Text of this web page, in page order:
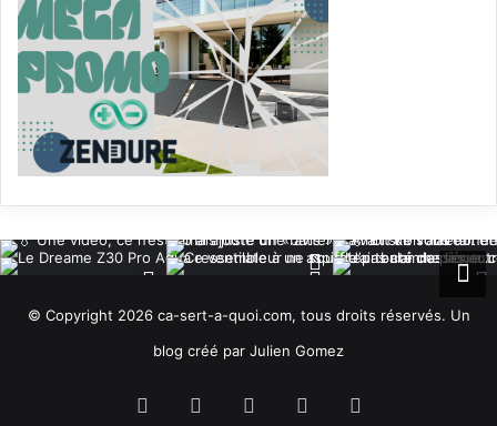
© Copyright 2026 ca-sert-a-quoi.com, tous droits réservés. Un
blog créé par Julien Gomez
Facebook YouTube